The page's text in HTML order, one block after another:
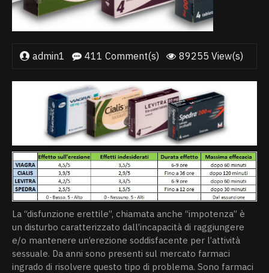
admin1 411 Comment(s) 89255 View(s)
La “disfunzione erettile”, chiamata anche “impotenza” è
un disturbo caratterizzato dall’incapacità di raggiungere
e/o mantenere un’erezione soddisfacente per l’attività
sessuale. Da anni sono presenti sul mercato farmaci
ingrado di risolvere questo tipo di problema. Sono farmaci